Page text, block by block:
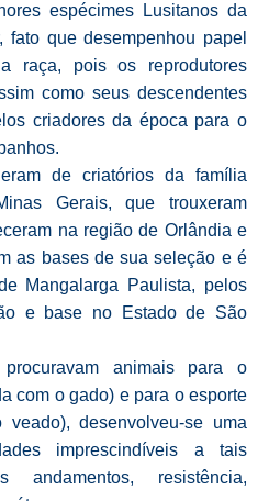
espécimes Lusitanos da
que desempenhou papel
raça, pois os reprodutores
como seus descendentes
criadores da época para o
de criatórios da família
Gerais, que trouxeram
na região de Orlândia e
as bases de sua seleção e é
Mangalarga Paulista, pelos
e base no Estado de São
animais para o
com o gado) e para o esporte
desenvolveu-se uma
imprescindíveis a tais
andamentos, resistência,